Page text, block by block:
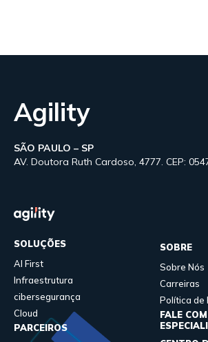
Agility
SÃO PAULO – SP
AV. Doutora Ruth Cardoso, 4777. CEP:
SOLUÇÕES
AI First
Infraestrutura
cibersegurança
Cloud
PARCEIROS
SOBRE
Sobre Nós
Carreiras
Política de
FALE